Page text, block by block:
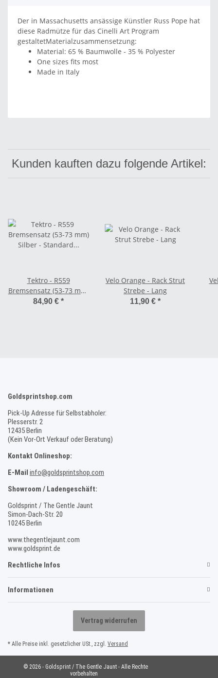
Der in Massachusetts ansässige Künstler Russ Pope hat
diese Radmütze für das Cinelli Art Program
gestaltetMaterialzusammensetzung:
Material: 65 % Baumwolle - 35 % Polyester
One sizes fits most
Made in Italy
Kunden kauften dazu folgende Artikel:
Tektro - R559
Bremsensatz (53-73 mm)
Silber - Standard
84,90 € *
Velo Orange - Rack Strut
Strebe - Lang
11,90 € *
Goldsprintshop.com
Pick-Up Adresse für Selbstabholer:
Plesserstr. 2
12435 Berlin
(Kein Vor-Ort Verkauf oder Beratung)
Kontakt Onlineshop:
E-Mail info@goldsprintshop.com
Showroom / Ladengeschäft:
Goldsprint / The Gentle Jaunt
Simon-Dach-Str. 20
10245 Berlin
www.thegentlejaunt.com
www.goldsprint.de
Rechtliche Infos
Informationen
Vertrag widerrufen
* Alle Preise inkl. gesetzlicher USt., zzgl. Versand
© 2026 - Goldsprint / The Gentle Jaunt - Alle Rechte
vorbehalten